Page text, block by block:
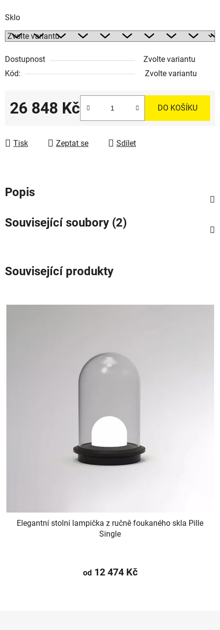
Sklo
Dostupnost
Zvolte variantu
Kód:
Zvolte variantu
26 848 Kč DO KOŠÍKU
Tisk Zeptat se Sdílet
Popis
Související soubory (2)
Související produkty
Elegantní stolní lampička z ručně foukaného skla Pille
Single
od12 474 Kč